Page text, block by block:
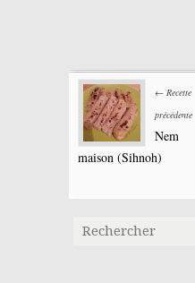
← Recette
précédente
Nem
maison (Sihnoh)